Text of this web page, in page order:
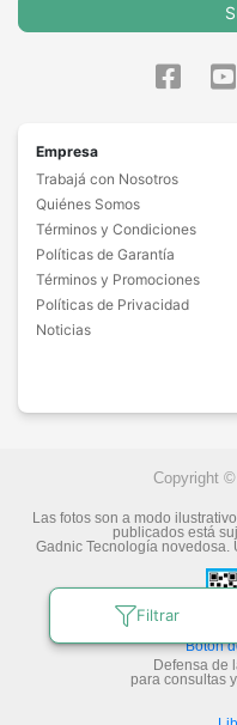
Filtrar
Empresa
Trabajá con Nosotros
Quiénes Somos
Términos y Condiciones
Políticas de Garantía
Términos y Promociones
Políticas de Privacidad
Noticias
Copyright ©
Las fotos son a modo
publicados está
Gadnic Tecnología novedosa.
Botón
Defensa de
para consultas